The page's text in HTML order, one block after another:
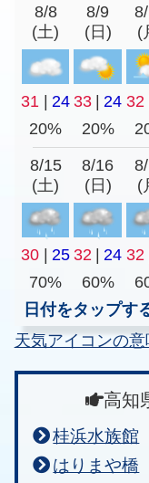
8/8
(土)
8/9
(日)
(
31 | 24 33 | 24 32
20%
20%
8/15
(土)
8/16
(日)
(
30 25 32 24 32
70%
60%
日付をタップす
天気アイコンの
高知
桂浜水族館
はりまや橋